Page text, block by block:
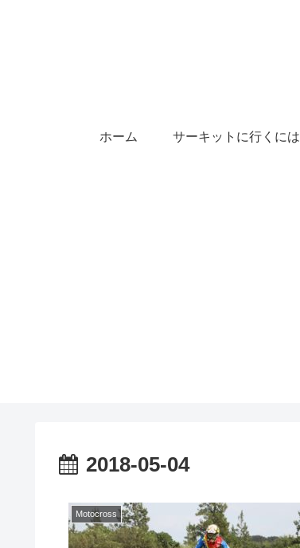
ホーム サーキットに行くには
2018-05-04
Motocross